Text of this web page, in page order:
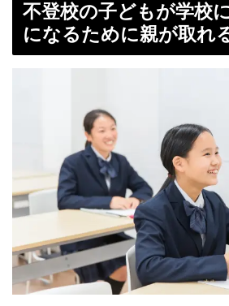
不登校の子どもが学校
になるために親が取れ